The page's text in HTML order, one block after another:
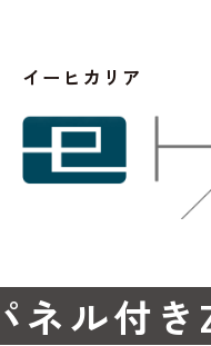
イーヒカリア
ネル付き